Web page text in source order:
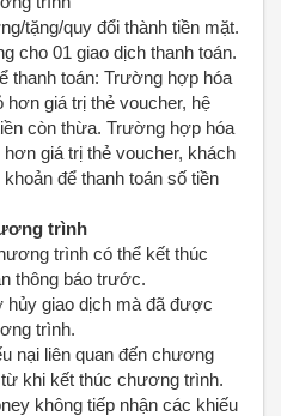
tặng/quy đổi thành tiền mặt.
cho 01 giao dịch thanh toán.
thanh toán: Trường hợp hóa
hơn giá trị thẻ voucher, hệ
còn thừa. Trường hợp hóa
giá trị thẻ voucher, khách
để thanh toán số tiền
trình
trình có thể kết thúc
thông báo trước.
hủy giao dịch mà đã được
trình.
nại liên quan đến chương
khi kết thúc chương trình.
không tiếp nhận các khiếu